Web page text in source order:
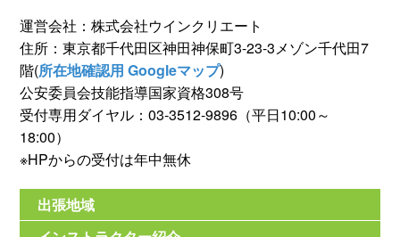
運営会社：株式会社ウインクリエート
住所：東京都千代田区神田神保町3-23-3メゾン千代田7
階(所在地確認用 Googleマップ)
公安委員会技能指導国家資格308号
受付専用ダイヤル：03-3512-9896（平日10:00～
18:00）
※HPからの受付は年中無休
出張地域